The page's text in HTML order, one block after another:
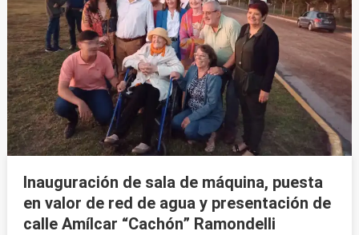
Inauguración de sala de máquina, puesta
en valor de red de agua y presentación de
calle Amílcar “Cachón” Ramondelli